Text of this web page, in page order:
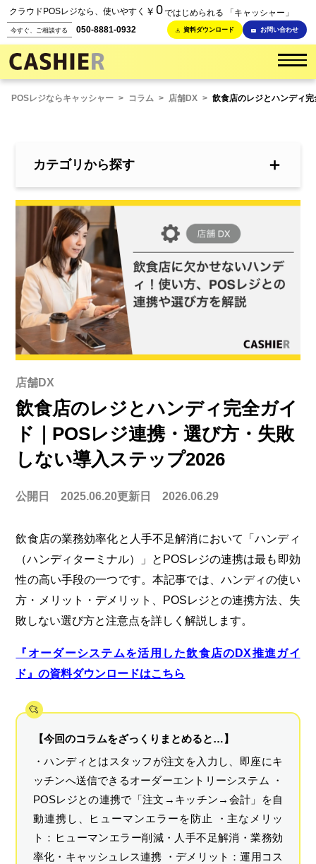
クラウドPOSレジなら、使いやすく ￥ 0ではじめられる 「キャッシャー」
今すぐ、ご相談する 050-8881-0932 資料ダウンロード お問い合わせ
POSレジならキャッシャー > コラム > 店舗DX > 飲食店のレジとハンディ
カテゴリから探す ＋
店舗DX
飲食店のレジとハンディ完全ガイ
ド｜POSレジ連携・選び方・失敗
しない導入ステップ2026
公開日 2025.06.20更新日 2026.06.29
飲食店の業務効率化と人手不足解消において「ハンディ
（ハンディターミナル）」とPOSレジの連携は最も即効
性の高い手段の一つです。本記事では、ハンディの使い
方・メリット・デメリット、POSレジとの連携方法、失
敗しない選び方と注意点を詳しく解説します。
『オーダーシステムを活用した飲食店のDX推進ガイ
ド』の資料ダウンロードはこちら
【今回のコラムをざっくりまとめると…】
・ハンディとはスタッフが注文を入力し、即座にキ
ッチンへ送信できるオーダーエントリーシステム ・
POSレジとの連携で「注文→キッチン→会計」を自
動連携し、ヒューマンエラーを防止 ・主なメリッ
ト：ヒューマンエラー削減・人手不足解消・業務効
率化・キャッシュレス連携 ・デメリット：運用コス